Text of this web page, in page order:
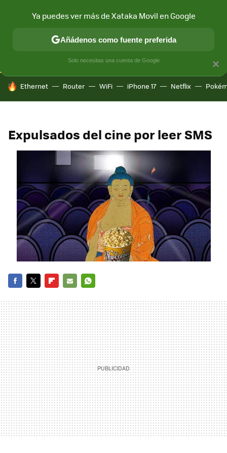
CONECTIVIDAD MÓVIL Y SOCIEDAD APLICACIONES
HOY SE HABLA DE
Ethernet Router WiFi iPhone 17 Netflix
Expulsados del cine por leer SMS
MAIL
×
Ya puedes ver más de Xataka Movil en Google
Añádenos como fuente preferida
Solo necesitas una cuenta de Google